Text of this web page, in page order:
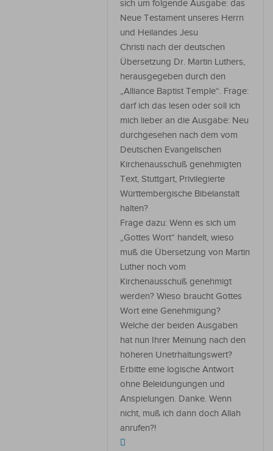
sich um folgende Ausgabe: das
Neue Testament unseres Herrn
und Heilandes Jesu
Christi nach der deutschen
Übersetzung Dr. Martin Luthers,
herausgegeben durch den
„Alliance Baptist Temple“. Frage:
darf ich das lesen oder soll ich
mich lieber an die Ausgabe: Neu
durchgesehen nach dem vom
Deutschen Evangelischen
Kirchenausschuß genehmigten
Text, Stuttgart, Privilegierte
Württembergische Bibelanstalt
halten?
Frage dazu: Wenn es sich um
„Gottes Wort“ handelt, wieso
muß die Übersetzung von Martin
Luther noch vom
Kirchenausschuß genehmigt
werden? Wieso braucht Gottes
Wort eine Genehmigung?
Welche der beiden Ausgaben
hat nun Ihrer Meinung nach den
höheren Unetrhaltungswert?
Erbitte eine logische Antwort
ohne Beleidungungen und
Anspielungen. Danke. Wenn
nicht, muß ich dann doch Allah
anrufen?!